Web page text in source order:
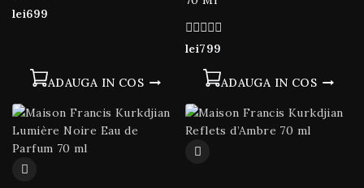
0
lei699
ADAUGA IN COS
0
lei799
ADAUGA IN COS